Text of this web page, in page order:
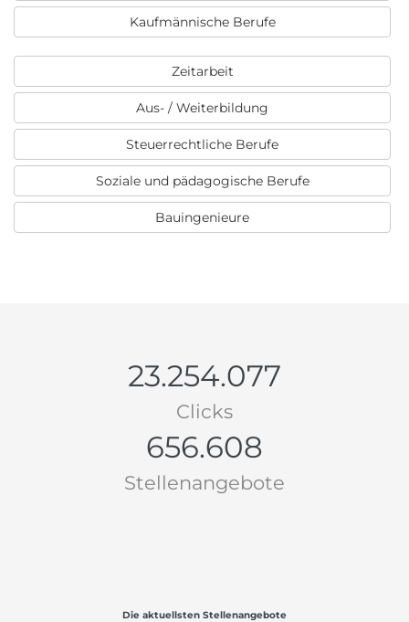
Kaufmännische Berufe
Zeitarbeit
Aus- / Weiterbildung
Steuerrechtliche Berufe
Soziale und pädagogische Berufe
Bauingenieure
23.254.077
Clicks
656.608
Stellenangebote
Die aktuellsten Stellenangebote